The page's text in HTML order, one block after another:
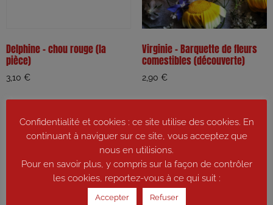
Delphine – chou rouge (la
pièce)
3,10 €
Ajouter au panier
Virginie – Barquette de fleurs
comestibles (découverte)
2,90 €
Confidentialité et cookies : ce site utilise des cookies. En
continuant à naviguer sur ce site, vous acceptez que
nous en utilisions.
Pour en savoir plus, y compris sur la façon de contrôler
les cookies, reportez-vous à ce qui suit :
Accepter Refuser